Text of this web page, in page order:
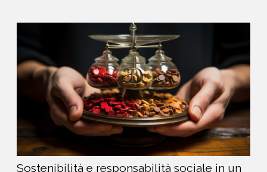
Sostenibilità e responsabilità sociale in un